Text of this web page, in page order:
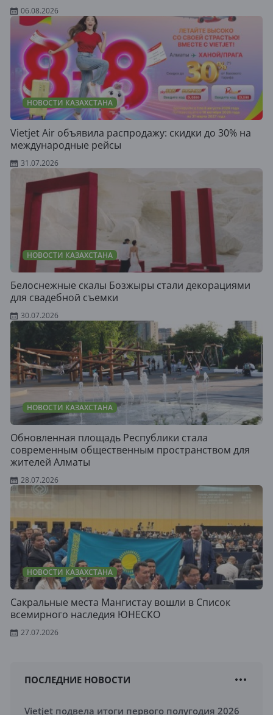
06.08.2026
НОВОСТИ КАЗАХСТАНА
Vietjet Air объявила распродажу: скидки до 30% на
международные рейсы
31.07.2026
НОВОСТИ КАЗАХСТАНА
Белоснежные скалы Бозжыры стали декорациями
для свадебной съемки
30.07.2026
НОВОСТИ КАЗАХСТАНА
Обновленная площадь Республики стала
современным общественным пространством для
жителей Алматы
28.07.2026
НОВОСТИ КАЗАХСТАНА
Сакральные места Мангистау вошли в Список
всемирного наследия ЮНЕСКО
27.07.2026
ПОСЛЕДНИЕ НОВОСТИ
Vietjet подвела итоги первого полугодия 2026